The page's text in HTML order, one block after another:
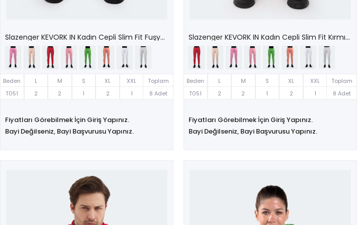
Slazenger KEVORK IN Kadın Cepli Slim Fit Fuşya Eşofman Altı
Beden L M S XL XXL
Toplam
T051
2 2 1 2 1 8 Adet
Fiyatları Görebilmek İçin Giriş Yapınız.
Bayi Değilseniz, Bayi Başvurusu Yapınız.
Slazenger KEVORK IN Kadın Cepli Slim Fit Kırmızı Eşofman Altı
Beden L M S XL XXL
Toplam
T051
2 2 1 2 1 8 Adet
Fiyatları Görebilmek İçin Giriş Yapınız.
Bayi Değilseniz, Bayi Başvurusu Yapınız.